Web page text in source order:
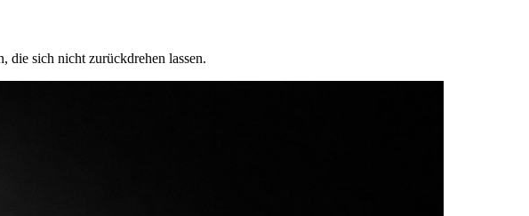
sich nicht zurückdrehen lassen.